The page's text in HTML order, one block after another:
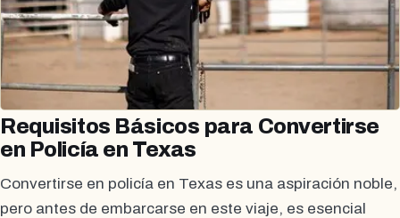
Requisitos Básicos para Convertirse
en Policía en Texas
Convertirse en policía en Texas es una aspiración noble,
pero antes de embarcarse en este viaje, es esencial